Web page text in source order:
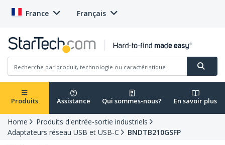
France Français
Produits Assistance Qui sommes-nous? En savoir plus
Home
Produits d'entrée-sortie industriels
Adaptateurs réseau USB et USB-C
BNDTB210GSFP